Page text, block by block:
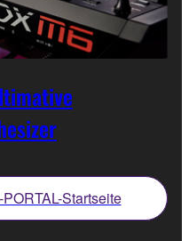
Startseite